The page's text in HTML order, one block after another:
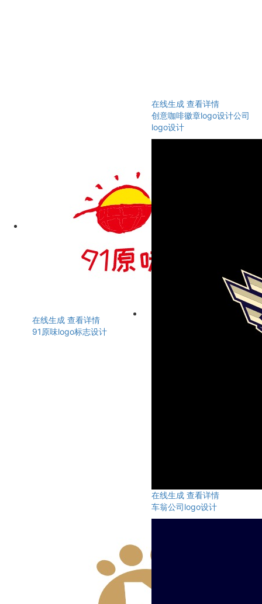
在线生成 查看详情
创意咖啡徽章logo设计公司
logo设计
在线生成 查看详情
91原味logo标志设计
在线生成 查看详情
车翁公司logo设计